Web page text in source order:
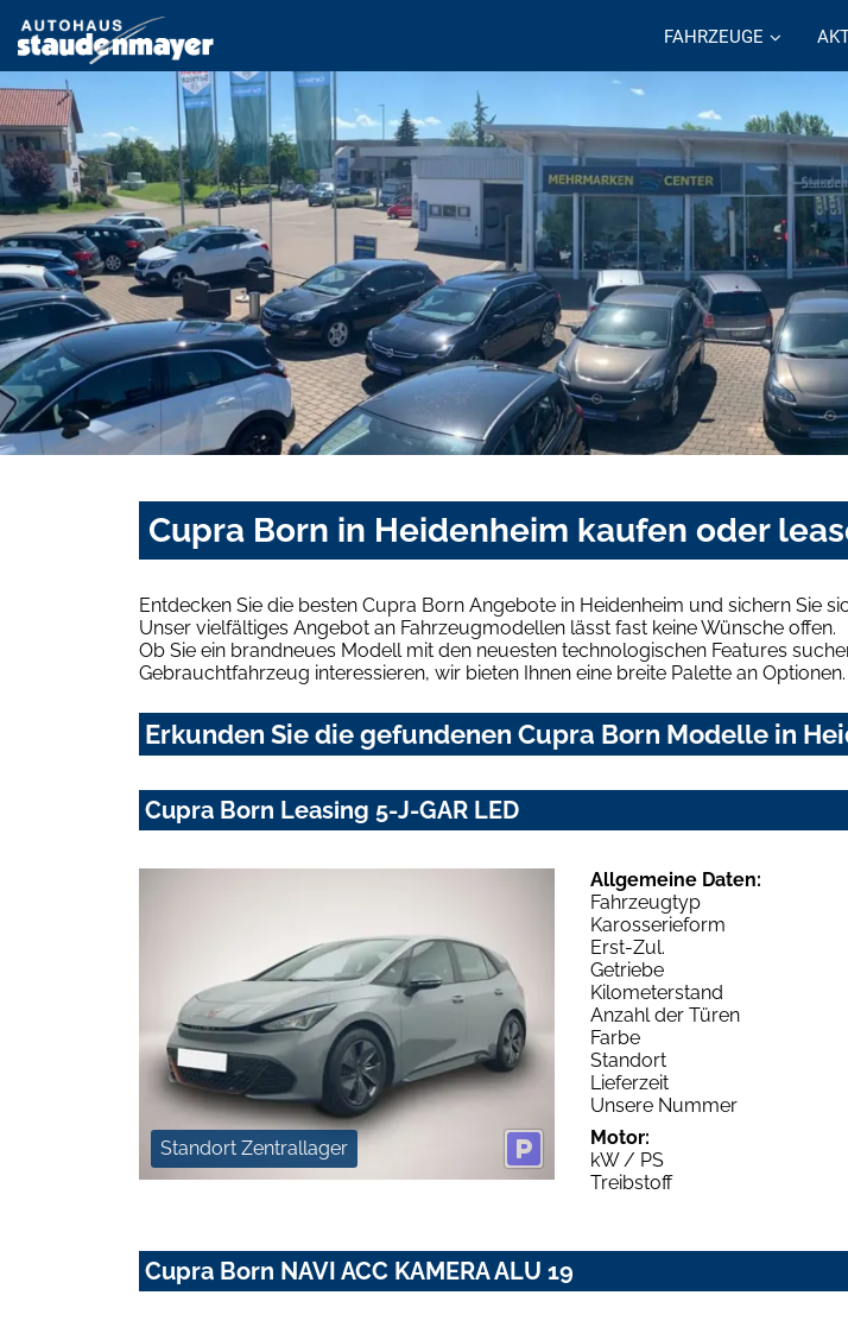
FAHRZEUGE
Cupra Born in Heidenheim kaufen oder
Entdecken Sie die besten Cupra Born Angebote in Heidenheim und sichern Sie
Unser vielfältiges Angebot an Fahrzeugmodellen lässt fast keine Wünsche offen.
Ob Sie ein brandneues Modell mit den neuesten technologischen Features
Gebrauchtfahrzeug interessieren, wir bieten Ihnen eine breite Palette an Optionen.
Erkunden Sie die gefundenen Cupra Born Modelle in
Cupra Born Leasing 5-J-GAR LED
Standort Zentrallager
Allgemeine Daten:
Fahrzeugtyp
Karosserieform
Erst-Zul.
Getriebe
Kilometerstand
Anzahl der Türen
Farbe
Standort
Lieferzeit
Unsere Nummer
Motor:
kW / PS
Treibstoff
Cupra Born NAVI ACC KAMERA ALU 19